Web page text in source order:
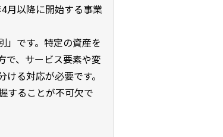
月以降に開始する事業
」です。特定の資産を
で、サービス要素や変
る対応が必要です。
することが不可欠で